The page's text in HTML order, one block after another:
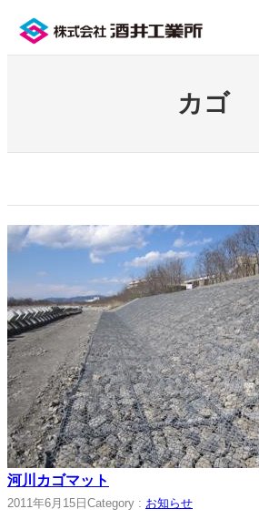
カゴ
河川カゴマット
2011年6月15日 Category : お知らせ